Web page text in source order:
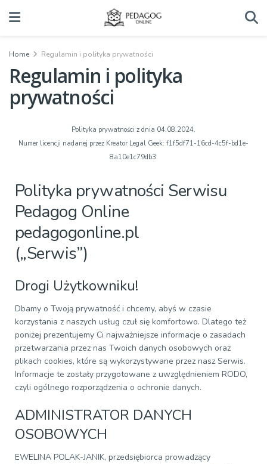
Home Regulamin i polityka prywatności
Regulamin i polityka
prywatności
Polityka prywatności z dnia 04.08.2024.
Numer licencji nadanej przez Kreator Legal Geek: f1f5df71-16cd-4c5f-bd1e-
8a10e1c79db3.
Polityka prywatności Serwisu
Pedagog Online
pedagogonline.pl
(„Serwis”)
Drogi Użytkowniku!
Dbamy o Twoją prywatność i chcemy, abyś w czasie
korzystania z naszych usług czuł się komfortowo. Dlatego też
poniżej prezentujemy Ci najważniejsze informacje o zasadach
przetwarzania przez nas Twoich danych osobowych oraz
plikach cookies, które są wykorzystywane przez nasz Serwis.
Informacje te zostały przygotowane z uwzględnieniem RODO,
czyli ogólnego rozporządzenia o ochronie danych.
ADMINISTRATOR DANYCH
OSOBOWYCH
EWELINA POLAK-JANIK, przedsiębiorca prowadzący